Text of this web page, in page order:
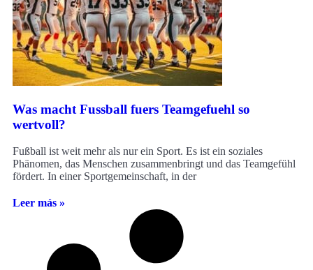
Was macht Fussball fuers Teamgefuehl so
wertvoll?
Fußball ist weit mehr als nur ein Sport. Es ist ein soziales
Phänomen, das Menschen zusammenbringt und das Teamgefühl
fördert. In einer Sportgemeinschaft, in der
Leer más »